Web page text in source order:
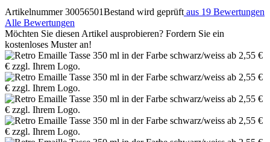
Artikelnummer 30056501Bestand wird geprüft aus 19 Bewertungen
Alle Bewertungen
Möchten Sie diesen Artikel ausprobieren? Fordern Sie ein
kostenloses Muster an!